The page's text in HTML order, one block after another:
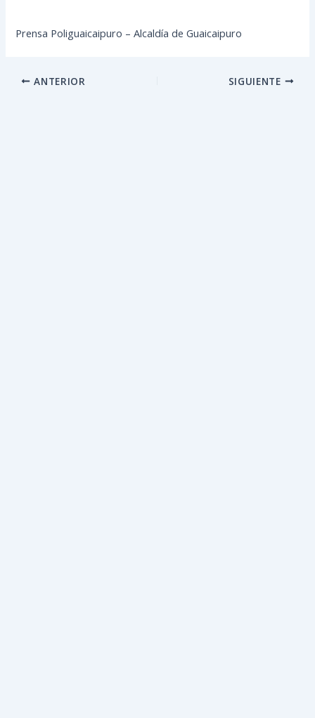
Prensa Poliguaicaipuro – Alcaldía de Guaicaipuro
ANTERIOR SIGUIENTE